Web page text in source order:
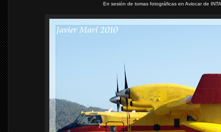
En sesión de tomas fotográficas en Aviocar de